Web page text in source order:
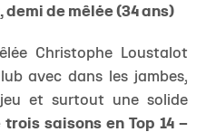
de mêlée (34 ans)
Christophe Loustalot
avec dans les jambes,
et surtout une solide
saisons en Top 14 –